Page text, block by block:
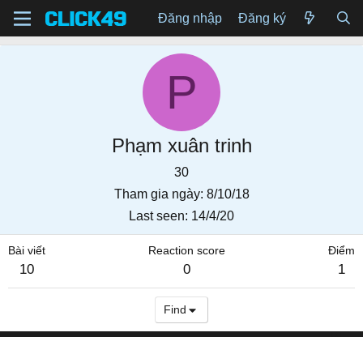
Đăng nhập Đăng ký
P
Phạm xuân trinh
30
Tham gia ngày 8/10/18
Last seen 14/4/20
Bài viết
10
Reaction score
0
Điểm
1
Find